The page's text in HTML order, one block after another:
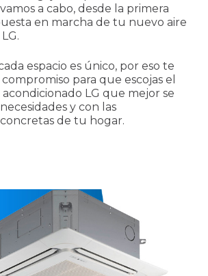
a cabo, desde la primera
en marcha de tu nuevo aire
espacio es único, por eso te
compromiso para que escojas el
acondicionado LG que mejor se
y con las
de tu hogar.